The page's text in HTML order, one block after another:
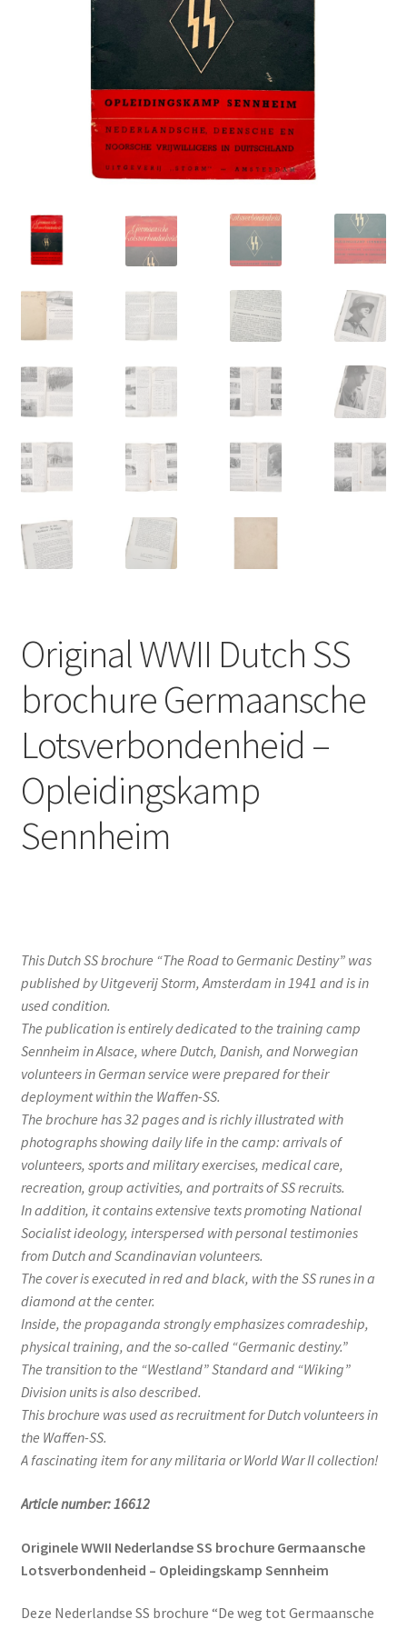
Original WWII Dutch SS
brochure Germaansche
Lotsverbondenheid –
Opleidingskamp
Sennheim
This Dutch SS brochure “The Road to Germanic Destiny” was
published by Uitgeverij Storm, Amsterdam in 1941 and is in
used condition.
The publication is entirely dedicated to the training camp
Sennheim in Alsace, where Dutch, Danish, and Norwegian
volunteers in German service were prepared for their
deployment within the Waffen-SS.
The brochure has 32 pages and is richly illustrated with
photographs showing daily life in the camp: arrivals of
volunteers, sports and military exercises, medical care,
recreation, group activities, and portraits of SS recruits.
In addition, it contains extensive texts promoting National
Socialist ideology, interspersed with personal testimonies
from Dutch and Scandinavian volunteers.
The cover is executed in red and black, with the SS runes in a
diamond at the center.
Inside, the propaganda strongly emphasizes comradeship,
physical training, and the so-called “Germanic destiny.”
The transition to the “Westland” Standard and “Wiking”
Division units is also described.
This brochure was used as recruitment for Dutch volunteers in
the Waffen-SS.
A fascinating item for any militaria or World War II collection!
Article number: 16612
Originele WWII Nederlandse SS brochure Germaansche
Lotsverbondenheid – Opleidingskamp Sennheim
Deze Nederlandse SS brochure “De weg tot Germaansche